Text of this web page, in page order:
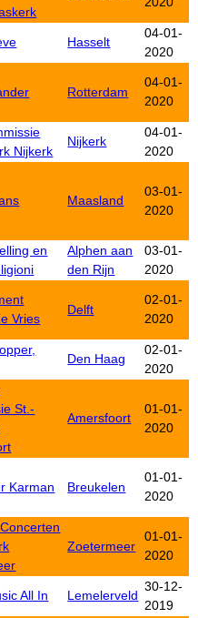
Hasselt
04-01-
2020
Rotterdam
04-01-
2020
Nijkerk
Nijkerk
04-01-
2020
Maasland
03-01-
2020
en
Alphen aan
den Rijn
03-01-
2020
Vries
Delft
02-01-
2020
Den Haag
02-01-
2020
St.-
Amersfoort
01-01-
2020
Karman Breukelen
01-01-
2020
Zoetermeer
01-01-
2020
All In Lemelerveld
30-12-
2019